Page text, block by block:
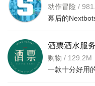
v11.2.2 中文
动作冒险 /
酒票酒水服
购物 / 129.2M